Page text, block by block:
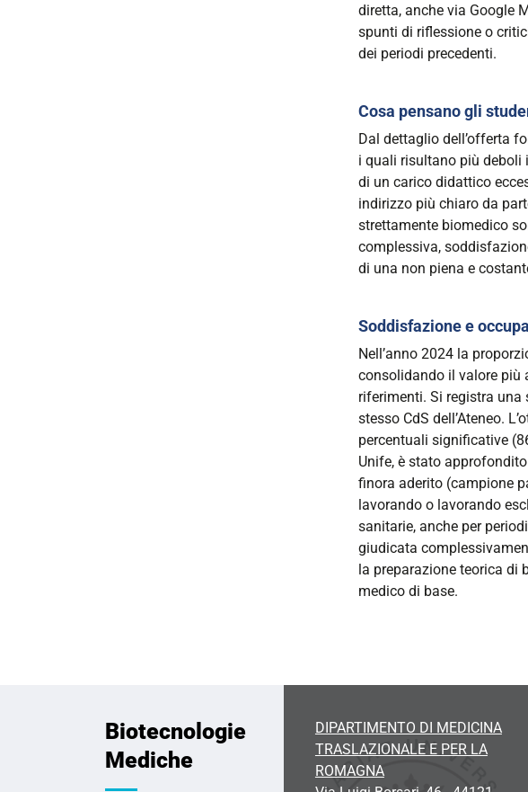
diretta, anche via Google
spunti di riflessione o
dei periodi precedenti.
Cosa pensano gli
Dal dettaglio dell’offerta
i quali risultano più deboli
di un carico didattico
indirizzo più chiaro da
strettamente biomedico
complessiva,
di una non piena e
Soddisfazione e
Nell’anno 2024 la
consolidando il valore più
riferimenti. Si registra una
stesso CdS dell’Ateneo.
percentuali significative
Unife, è stato
finora aderito (campione
lavorando o lavorando
sanitarie, anche per
giudicata
la preparazione teorica di
medico di base.
Biotecnologie
Mediche
DIPARTIMENTO DI MEDICINA
TRASLAZIONALE E PER LA
ROMAGNA